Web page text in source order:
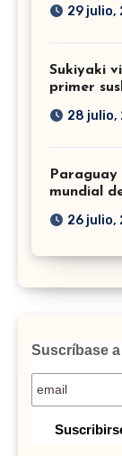
29 julio,
Sukiyaki
primer
28 julio,
mundial
26 julio,
Suscríbase